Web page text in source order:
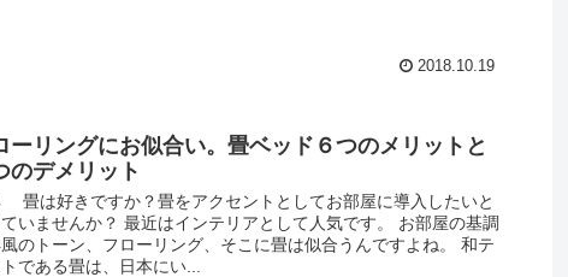
2018.10.19
ーリングにお似合い。畳ベッド６つのメリットと
のデメリット
畳は好きですか？畳をアクセントとしてお部屋に導入したいと
いませんか？ 最近はインテリアとして人気です。 お部屋の基調
のトーン、フローリング、そこに畳は似合うんですよね。 和テ
である畳は、日本にい...